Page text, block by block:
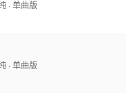
· 单曲版
· 单曲版